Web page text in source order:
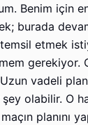
Benim için
burada
etmek
gerekiyor.
vadeli
olabilir. O
planını